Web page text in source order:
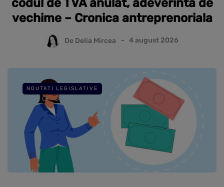
codul de TVA anulat, adeverinta de
vechime – Cronica antreprenoriala
De Delia Mircea 4 august 2026
NOUTATI LEGISLATIVE